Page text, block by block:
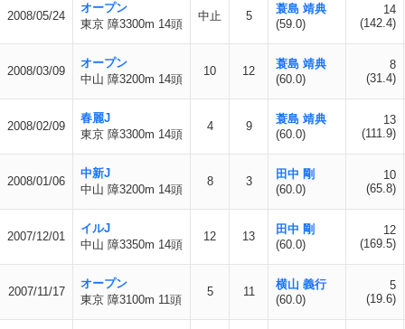
2008/05/24
オープン
東京 障3300m 14頭
中止 5
蓑島 靖典
(59.0)
14
(142.4)
2008/03/09
オープン
中山 障3200m 14頭
10 12
蓑島 靖典
(60.0)
8
(31.4)
2008/02/09
春麗J
東京 障3300m 14頭
4 9
蓑島 靖典
(60.0)
13
(111.9)
2008/01/06
中新J
中山 障3200m 14頭
8 3
田中 剛
(60.0)
10
(65.8)
2007/12/01
イルJ
中山 障3350m 14頭
12 13
田中 剛
(60.0)
12
(169.5)
2007/11/17
オープン
東京 障3100m 11頭
5 11
横山 義行
(60.0)
5
(19.6)